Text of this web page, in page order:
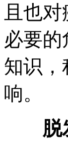
且也
必要
知识，
响。
脱